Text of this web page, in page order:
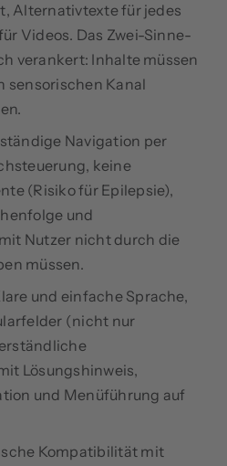
Alternativtexte für jedes
Videos. Das Zwei-Sinne-
verankert: Inhalte müssen
sensorischen Kanal
Navigation per
keine
(Risiko für Epilepsie),
und
Nutzer nicht durch die
müssen.
und einfache Sprache,
(nicht nur
Lösungshinweis,
und Menüführung auf
Kompatibilität mit